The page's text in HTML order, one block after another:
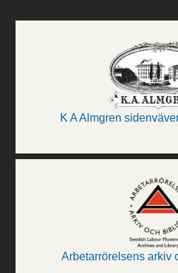
K A Almgren
Arbetarrörelsens arkiv